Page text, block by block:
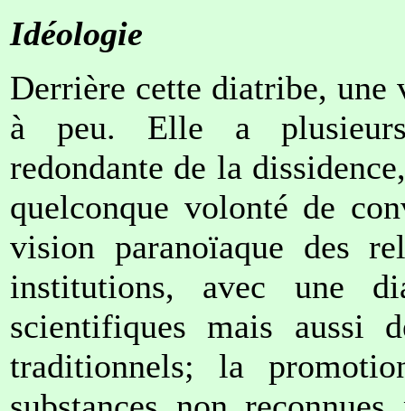
Idéologie
Derrière cette diatribe, une
à peu. Elle a
redondante de la
quelconque volonté de
vision paranoïaque des
institutions, avec une
scientifiques mais aussi
traditionnels; la